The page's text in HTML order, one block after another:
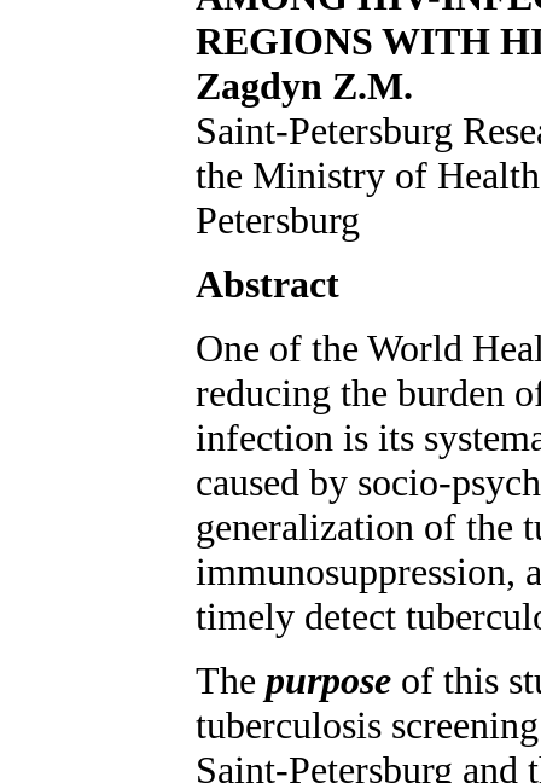
REGIONS WITH
Zagdyn Z.M.
Saint-Petersburg
the Ministry of
Petersburg
Abstract
One of the World
reducing the burden
infection is its
caused by socio-
generalization of the
immunosuppression,
timely detect
The purpose of this
tuberculosis
Saint-Petersburg